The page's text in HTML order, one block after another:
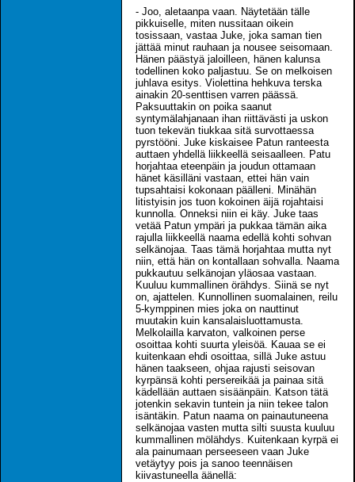
- Joo, aletaanpa vaan. Näytetään tälle
pikkuiselle, miten nussitaan oikein
tosissaan, vastaa Juke, joka saman tien
jättää minut rauhaan ja nousee seisomaan.
Hänen päästyä jaloilleen, hänen kalunsa
todellinen koko paljastuu. Se on melkoisen
juhlava esitys. Violettina hehkuva terska
ainakin 20-senttisen varren päässä.
Paksuuttakin on poika saanut
syntymälahjanaan ihan riittävästi ja uskon
tuon tekevän tiukkaa sitä survottaessa
pyrstööni. Juke kiskaisee Patun ranteesta
auttaen yhdellä liikkeellä seisaalleen. Patu
horjahtaa eteenpäin ja joudun ottamaan
hänet käsilläni vastaan, ettei hän vain
tupsahtaisi kokonaan päälleni. Minähän
litistyisin jos tuon kokoinen äijä rojahtaisi
kunnolla. Onneksi niin ei käy. Juke taas
vetää Patun ympäri ja pukkaa tämän aika
rajulla liikkeellä naama edellä kohti sohvan
selkänojaa. Taas tämä horjahtaa mutta nyt
niin, että hän on kontallaan sohvalla. Naama
pukkautuu selkänojan yläosaa vastaan.
Kuuluu kummallinen örähdys. Siinä se nyt
on, ajattelen. Kunnollinen suomalainen, reilu
5-kymppinen mies joka on nauttinut
muutakin kuin kansalaisluottamusta.
Melkolailla karvaton, valkoinen perse
osoittaa kohti suurta yleisöä. Kauaa se ei
kuitenkaan ehdi osoittaa, sillä Juke astuu
hänen taakseen, ohjaa rajusti seisovan
kyrpänsä kohti persereikää ja painaa sitä
kädellään auttaen sisäänpäin. Katson tätä
jotenkin sekavin tuntein ja niin tekee talon
isäntäkin. Patun naama on painautuneena
selkänojaa vasten mutta silti suusta kuuluu
kummallinen mölähdys. Kuitenkaan kyrpä ei
ala painumaan perseeseen vaan Juke
vetäytyy pois ja sanoo teennäisen
kiivastuneella äänellä: